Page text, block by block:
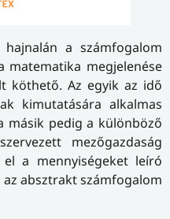
a számfogalom
matematika megjelenése
köthető. Az egyik az idő
kimutatására alkalmas
másik pedig a különböző
mezőgazdaság
el a mennyiségeket leíró
absztrakt számfogalom